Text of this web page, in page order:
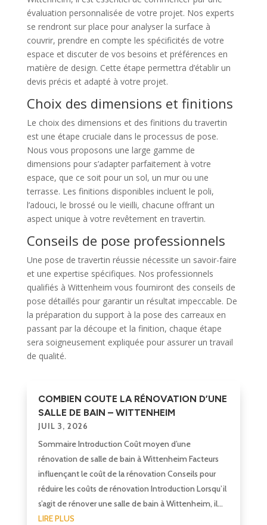
évaluation personnalisée de votre projet. Nos experts
se rendront sur place pour analyser la surface à
couvrir, prendre en compte les spécificités de votre
espace et discuter de vos besoins et préférences en
matière de design. Cette étape permettra d’établir un
devis précis et adapté à votre projet.
Choix des dimensions et finitions
Le choix des dimensions et des finitions du travertin
est une étape cruciale dans le processus de pose.
Nous vous proposons une large gamme de
dimensions pour s’adapter parfaitement à votre
espace, que ce soit pour un sol, un mur ou une
terrasse. Les finitions disponibles incluent le poli,
l’adouci, le brossé ou le vieilli, chacune offrant un
aspect unique à votre revêtement en travertin.
Conseils de pose professionnels
Une pose de travertin réussie nécessite un savoir-faire
et une expertise spécifiques. Nos professionnels
qualifiés à Wittenheim vous fourniront des conseils de
pose détaillés pour garantir un résultat impeccable. De
la préparation du support à la pose des carreaux en
passant par la découpe et la finition, chaque étape
sera soigneusement expliquée pour assurer un travail
de qualité.
COMBIEN COUTE LA RÉNOVATION D’UNE
SALLE DE BAIN – WITTENHEIM
JUIL 3, 2026
Sommaire Introduction Coût moyen d’une
rénovation de salle de bain à Wittenheim Facteurs
influençant le coût de la rénovation Conseils pour
réduire les coûts de rénovation Introduction Lorsqu’il
s’agit de rénover une salle de bain à Wittenheim, il...
LIRE PLUS